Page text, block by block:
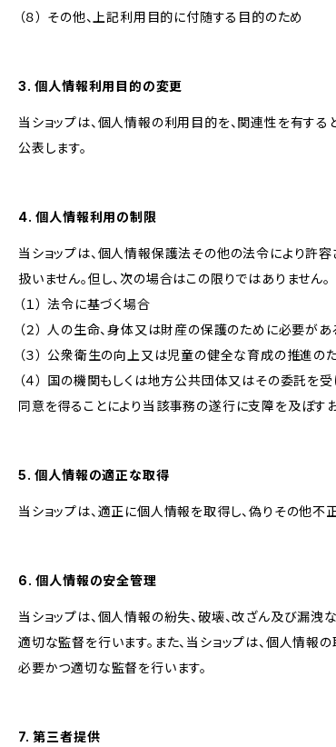
（８） その他、上記利用目的に付随する目的のため
3. 個人情報利用目的の変更
当ショップは、個人情報の利用目的を、関連性を有す
公表します。
4. 個人情報利用の制限
当ショップは、個人情報保護法その他の法令により許
扱いません。但し、次の場合はこの限りではありません。
（１） 法令に基づく場合
（２） 人の生命、身体又は財産の保護のために必要が
（３） 公衆衛生の向上又は児童の健全な育成の推進
（４） 国の機関もしくは地方公共団体又はその委託
同意を得ることにより当該事務の遂行に支障を及ぼす
5. 個人情報の適正な取得
当ショップは、適正に個人情報を取得し、偽りその他不
6. 個人情報の安全管理
当ショップは、個人情報の紛失、破壊、改ざん及び漏洩
適切な監督を行います。また、当ショップは、個人情
必要かつ適切な監督を行います。
7. 第三者提供